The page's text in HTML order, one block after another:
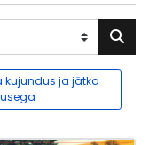
kujundus ja jätka